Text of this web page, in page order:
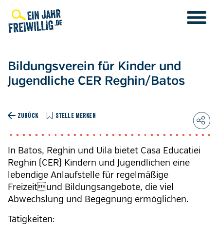
zum
Inhalt
Bildungsverein für Kinder und
Jugendliche CER Reghin/Batos
ZURÜCK STELLE MERKEN
In Batos, Reghin und Uila bietet Casa Educatiei
Reghin (CER) Kindern und Jugendlichen eine
lebendige Anlaufstelle für regelmäßige
Freizeitund Bildungsangebote, die viel
Abwechslung und Begegnung ermöglichen.
Tätigkeiten: